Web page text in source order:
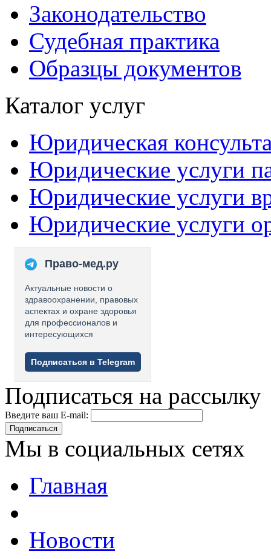
Законодательство
Судебная практика
Образцы документов
Каталог услуг
Юридическая
Юридические услуги
Юридические услуги
Юридические услуги
Право-мед.ру
Актуальные новости о
здравоохранении, правовых
аспектах и охране здоровья
для профессионалов и
интересующихся
Подписаться в Telegram
Подписаться на рассылку
Введите ваш E-mail:
Подписаться
Мы в социальных сетях
Главная
Новости